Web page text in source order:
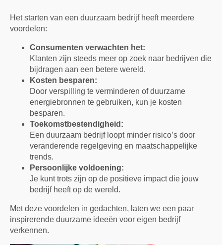
Het starten van een duurzaam bedrijf heeft meerdere
voordelen:
Consumenten verwachten het:
Klanten zijn steeds meer op zoek naar bedrijven die
bijdragen aan een betere wereld.
Kosten besparen:
Door verspilling te verminderen of duurzame
energiebronnen te gebruiken, kun je kosten
besparen.
Toekomstbestendigheid:
Een duurzaam bedrijf loopt minder risico’s door
veranderende regelgeving en maatschappelijke
trends.
Persoonlijke voldoening:
Je kunt trots zijn op de positieve impact die jouw
bedrijf heeft op de wereld.
Met deze voordelen in gedachten, laten we een paar
inspirerende duurzame ideeën voor eigen bedrijf
verkennen.